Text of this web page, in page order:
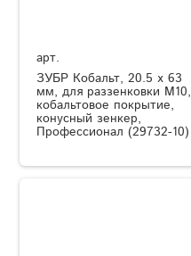
арт.
ЗУБР Кобальт, 20.5 x 63
мм, для раззенковки М10,
кобальтовое покрытие,
конусный зенкер,
Профессионал (29732-10)